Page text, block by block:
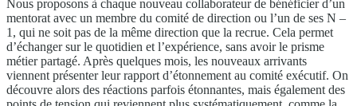
Nous proposons à chaque nouveau collaborateur de bénéficier d’un
mentorat avec un membre du comité de direction ou l’un de ses N –
1, qui ne soit pas de la même direction que la recrue. Cela permet
d’échanger sur le quotidien et l’expérience, sans avoir le prisme
métier partagé. Après quelques mois, les nouveaux arrivants
viennent présenter leur rapport d’étonnement au comité exécutif. On
découvre alors des réactions parfois étonnantes, mais également des